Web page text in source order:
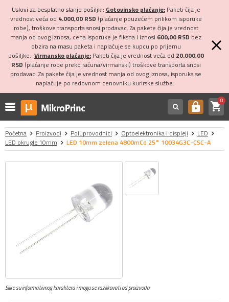
Uslovi za besplatno slanje pošiljki: Gotovinsko plaćanje:Paketi čija je
vrednost veća od 4.000,00 RSD (plaćanje pouzećem prilikom isporuke
robe), troškove transporta snosi prodavac. Za pakete čija je vrednost
manja od ovog iznosa, cena isporuke je fiksna i iznosi 600,00 RSD bez
obzira na masu paketa i naplaćuje se kupcu po prijemu
pošiljke. Virmansko plaćanje:Paketi čija je vrednost veća od 20.000,00
RSD (plaćanje robe preko računa/virmanski) troškove transporta snosi
prodavac. Za pakete čija je vrednost manja od ovog iznosa, isporuka se
naplaćuje po redovnom cenovniku kurirske službe.
https shopping_cart0
Početna Proizvodi Poluprovodnici Optoelektronika i displeji
LED
LED okrugle 10mm
LED 10mm zelena 4800mCd 25° 10034G3C-CSC-A
Slike su informativnog karaktera i mogu se razlikovati od proizvoda